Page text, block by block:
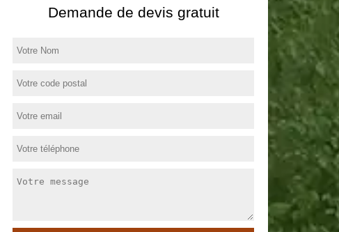
Demande de devis gratuit